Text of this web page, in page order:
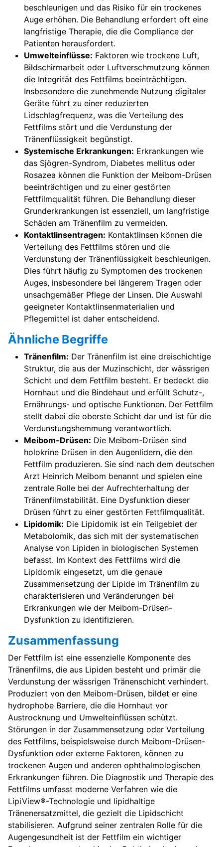
beschleunigen und das Risiko für ein trockenes
Auge erhöhen. Die Behandlung erfordert oft eine
langfristige Therapie, die die Compliance der
Patienten herausfordert.
Umwelteinflüsse: Faktoren wie trockene Luft,
Bildschirmarbeit oder Luftverschmutzung können
die Integrität des Fettfilms beeinträchtigen.
Insbesondere die zunehmende Nutzung digitaler
Geräte führt zu einer reduzierten
Lidschlagfrequenz, was die Verteilung des
Fettfilms stört und die Verdunstung der
Tränenflüssigkeit begünstigt.
Systemische Erkrankungen: Erkrankungen wie
das Sjögren-Syndrom, Diabetes mellitus oder
Rosazea können die Funktion der Meibom-Drüsen
beeinträchtigen und zu einer gestörten
Fettfilmqualität führen. Die Behandlung dieser
Grunderkrankungen ist essenziell, um langfristige
Schäden am Tränenfilm zu vermeiden.
Kontaktlinsentragen: Kontaktlinsen können die
Verteilung des Fettfilms stören und die
Verdunstung der Tränenflüssigkeit beschleunigen.
Dies führt häufig zu Symptomen des trockenen
Auges, insbesondere bei längerem Tragen oder
unsachgemäßer Pflege der Linsen. Die Auswahl
geeigneter Kontaktlinsenmaterialien und
Pflegemittel ist daher entscheidend.
Ähnliche Begriffe
Tränenfilm: Der Tränenfilm ist eine dreischichtige
Struktur, die aus der Muzinschicht, der wässrigen
Schicht und dem Fettfilm besteht. Er bedeckt die
Hornhaut und die Bindehaut und erfüllt Schutz-,
Ernährungs- und optische Funktionen. Der Fettfilm
stellt dabei die oberste Schicht dar und ist für die
Verdunstungshemmung verantwortlich.
Meibom-Drüsen: Die Meibom-Drüsen sind
holokrine Drüsen in den Augenlidern, die den
Fettfilm produzieren. Sie sind nach dem deutschen
Arzt Heinrich Meibom benannt und spielen eine
zentrale Rolle bei der Aufrechterhaltung der
Tränenfilmstabilität. Eine Dysfunktion dieser
Drüsen führt zu einer gestörten Fettfilmqualität.
Lipidomik: Die Lipidomik ist ein Teilgebiet der
Metabolomik, das sich mit der systematischen
Analyse von Lipiden in biologischen Systemen
befasst. Im Kontext des Fettfilms wird die
Lipidomik eingesetzt, um die genaue
Zusammensetzung der Lipide im Tränenfilm zu
charakterisieren und Veränderungen bei
Erkrankungen wie der Meibom-Drüsen-
Dysfunktion zu identifizieren.
Zusammenfassung
Der Fettfilm ist eine essenzielle Komponente des
Tränenfilms, die aus Lipiden besteht und primär die
Verdunstung der wässrigen Tränenschicht verhindert.
Produziert von den Meibom-Drüsen, bildet er eine
hydrophobe Barriere, die die Hornhaut vor
Austrocknung und Umwelteinflüssen schützt.
Störungen in der Zusammensetzung oder Verteilung
des Fettfilms, beispielsweise durch Meibom-Drüsen-
Dysfunktion oder externe Faktoren, können zu
trockenen Augen und anderen ophthalmologischen
Erkrankungen führen. Die Diagnostik und Therapie des
Fettfilms umfasst moderne Verfahren wie die
LipiView®-Technologie und lipidhaltige
Tränenersatzmittel, die gezielt die Lipidschicht
stabilisieren. Aufgrund seiner zentralen Rolle für die
Augengesundheit ist der Fettfilm ein wichtiger